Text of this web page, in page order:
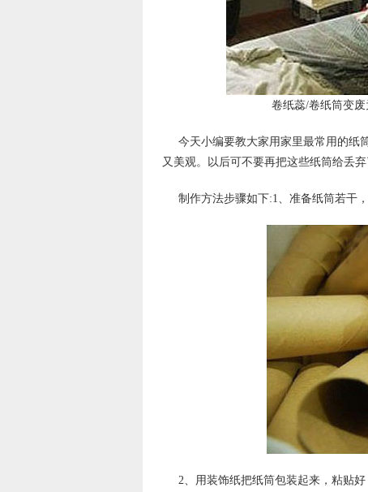
卷纸蕊/卷纸筒变
今天小编要教大家用家里最常用的纸
又美观。以后可不要再把这些纸筒给丢弃
制作方法步骤如下:1、准备纸筒若干
2、用装饰纸把纸筒包装起来，粘贴好